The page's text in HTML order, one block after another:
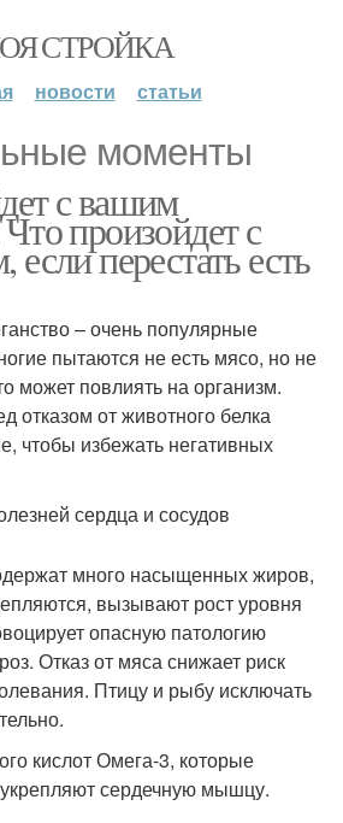
СТРОЙКА
новости статьи
моменты
с вашим
произойдет с
перестать есть
– очень популярные
пытаются не есть мясо, но не
может повлиять на организм.
отказом от животного белка
чтобы избежать негативных
сердца и сосудов
много насыщенных жиров,
вызывают рост уровня
опасную патологию
Отказ от мяса снижает риск
Птицу и рыбу исключать
кислот Омега-3, которые
сердечную мышцу.